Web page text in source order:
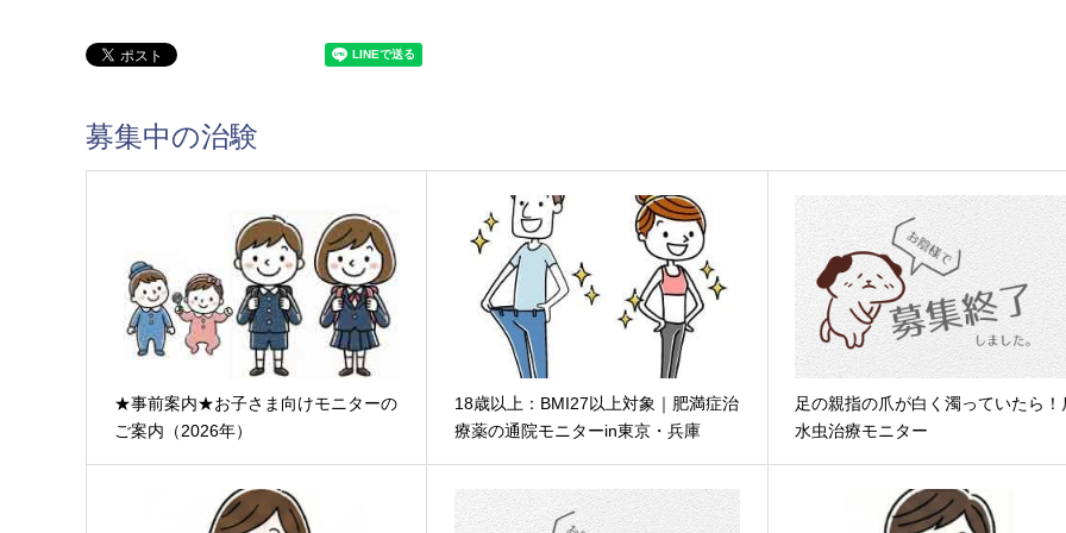
募集中の治験
★事前案内★お子さま向けモニターの
ご案内（2026年）
18歳以上：BMI27以上対象｜肥満症治
療薬の通院モニターin東京・兵庫
足の親指の爪が白く濁っていたら！
水虫治療モニター